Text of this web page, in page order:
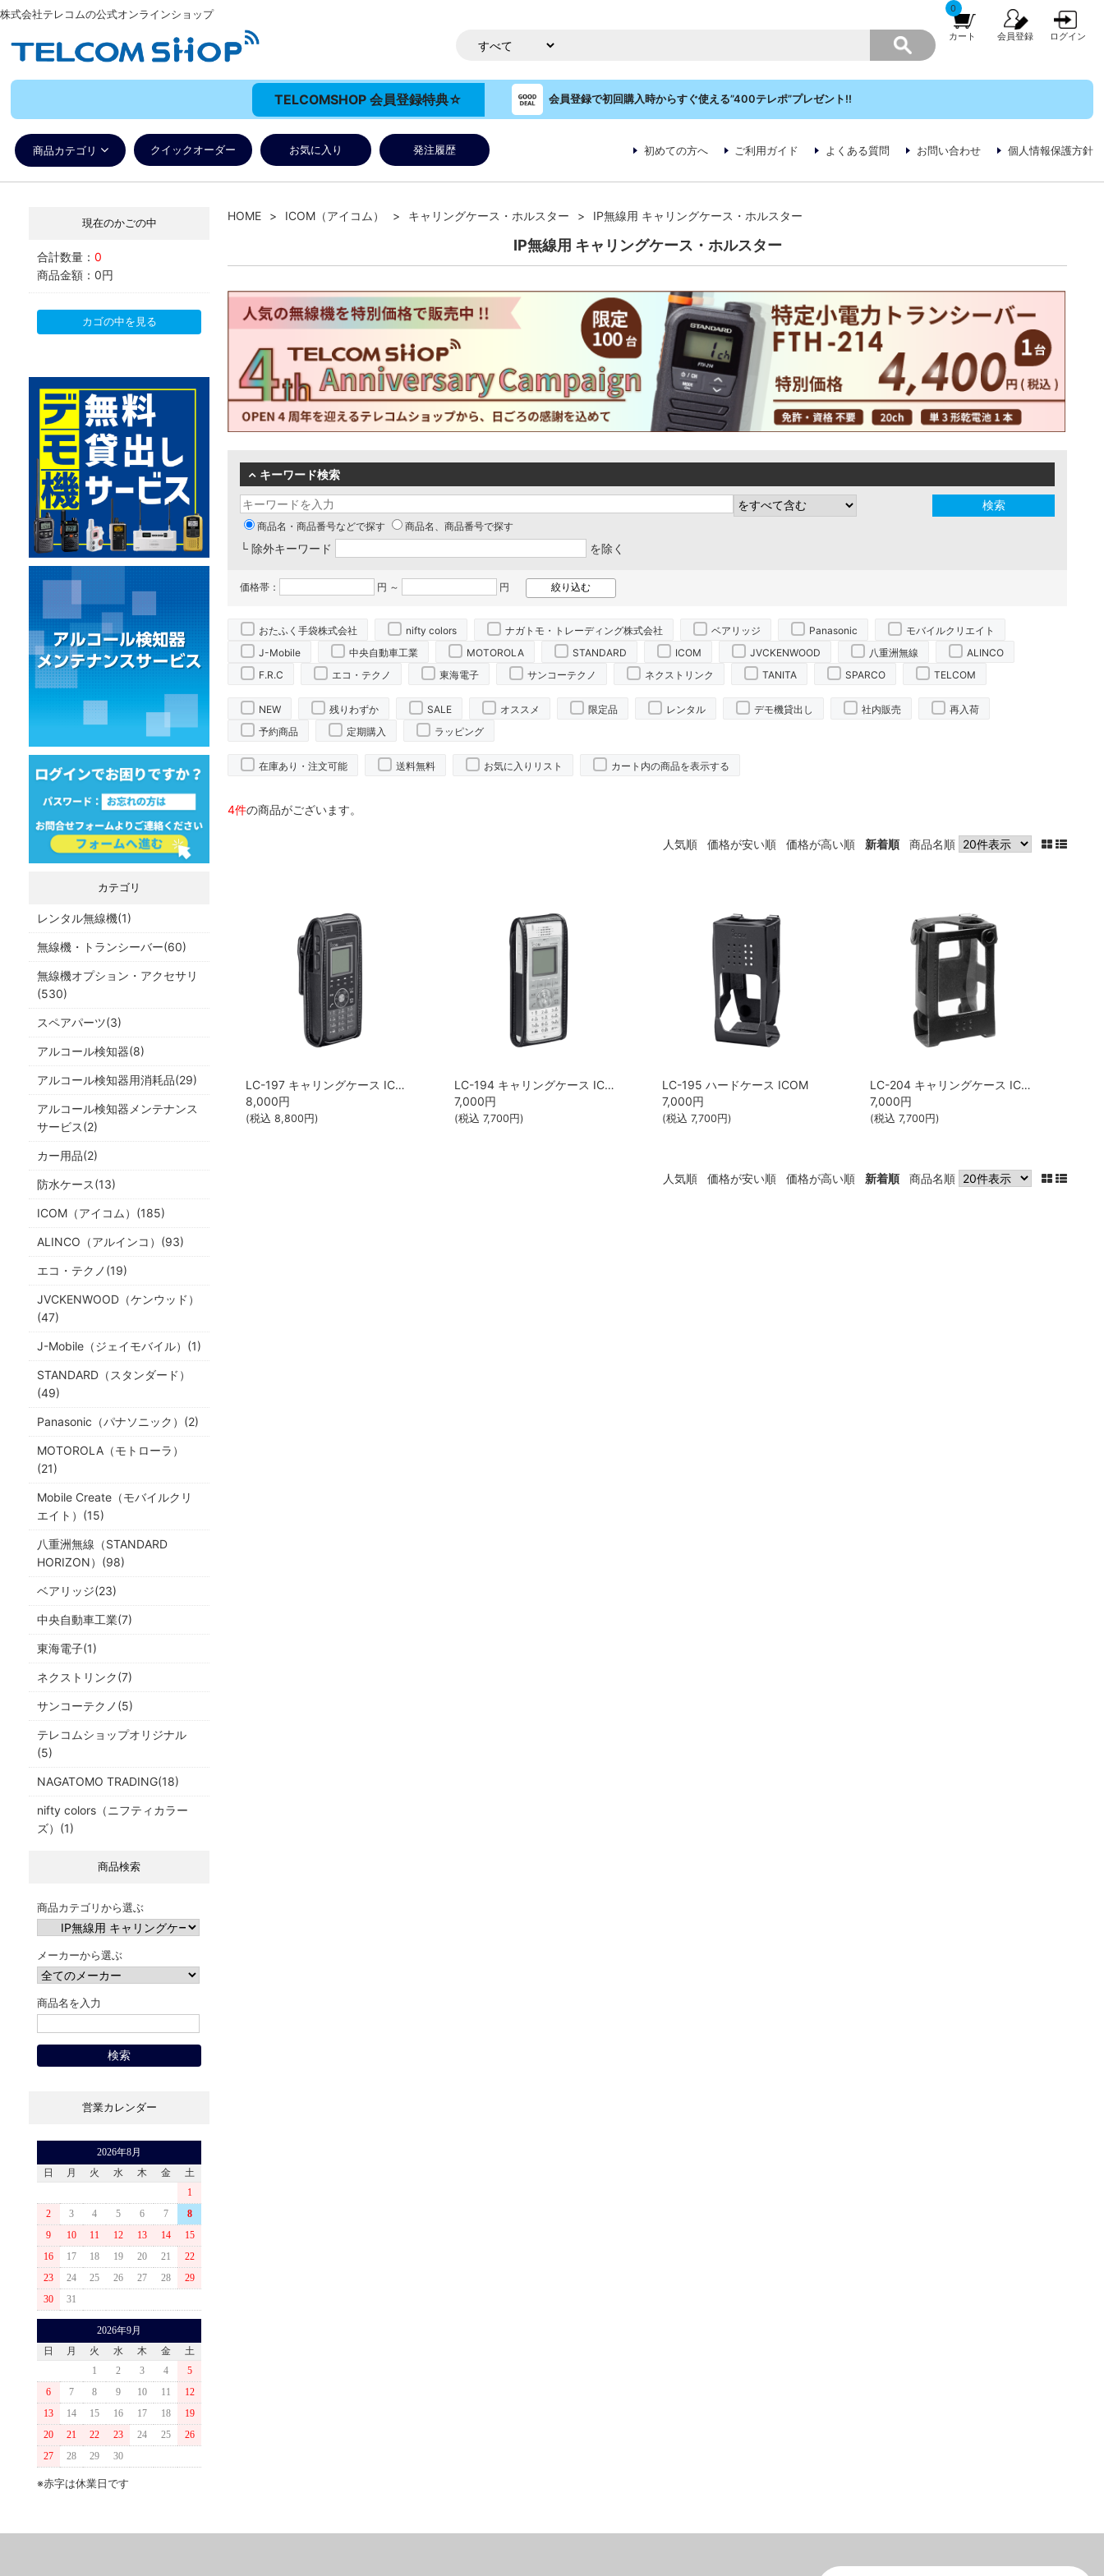
株式会社テレコムの公式オンラインショップ 0
カート 会員登録 ログイン
TELCOMSHOP 会員登録特典☆ 会員登録で初回購入時からすぐ使える”400テレポ”プレゼント!!
商品カテゴリ クイックオーダー お気に入り 発注履歴 初めての方へ ご利用ガイド よくある質問 お問い合わせ 個人情報保護方針
現在のかごの中
合計数量： 0
商品金額： 0円
カゴの中を見る
カテゴリ
レンタル無線機(1)
無線機・トランシーバー(60)
無線機オプション・アクセサリ
(530)
スペアパーツ(3)
アルコール検知器(8)
アルコール検知器用消耗品(29)
アルコール検知器メンテナンス
サービス(2)
カー用品(2)
防水ケース(13)
ICOM（アイコム）(185)
ALINCO（アルインコ）(93)
エコ・テクノ(19)
JVCKENWOOD（ケンウッド）
(47)
J-Mobile（ジェイモバイル）(1)
STANDARD（スタンダード）
(49)
Panasonic（パナソニック）(2)
MOTOROLA（モトローラ）
(21)
Mobile Create（モバイルクリ
エイト）(15)
八重洲無線（STANDARD
HORIZON）(98)
ベアリッジ(23)
中央自動車工業(7)
東海電子(1)
ネクストリンク(7)
サンコーテクノ(5)
テレコムショップオリジナル
(5)
NAGATOMO TRADING(18)
nifty colors（ニフティカラー
ズ）(1)
商品検索
商品カテゴリから選ぶ
メーカーから選ぶ
商品名を入力
営業カレンダー
2026年8月
日
月 火 水 木 金
土
1
2
3 4 5 6 7
8
9
10 11 12 13 14
15
16
17 18 19 20 21
22
23
24 25 26 27 28
29
30
31
2026年9月
日
月 火 水 木 金
土
1
2 3 4
5
6
7 8 9 10 11
12
13
14 15 16 17 18
19
20
21 22 23 24 25
26
27
28 29 30
※赤字は休業日です
HOME ICOM（アイコム） キャリングケース・ホルスター IP無線用 キャリングケース・ホルスター
IP無線用 キャリングケース・ホルスター
キーワード検索
商品名・商品番号などで探す 商品名、商品番号で探す
└ 除外キーワード を除く
価格帯： 円 ～ 円
おたふく手袋株式会社 nifty colors ナガトモ・トレーディング株式会社 ベアリッジ Panasonic
モバイルクリエイト
J-Mobile
中央自動車工業 MOTOROLA STANDARD ICOM JVCKENWOOD 八重洲無線
ALINCO
F.R.C
エコ・テクノ 東海電子 サンコーテクノ ネクストリンク TANITA SPARCO TELCOM
NEW 残りわずか SALE オススメ 限定品 レンタル デモ機貸出し 社内販売
再入荷
予約商品
定期購入 ラッピング
在庫あり・注文可能 送料無料 お気に入りリスト カート内の商品を表示する
4件の商品がございます。
人気順 価格が安い順 価格が高い順 新着順 商品名順
LC-197 キャリングケース ICOM
8,000円
(税込8,800円)
LC-194 キャリングケース ICOM
7,000円
(税込 7,700円)
LC-195 ハードケース ICOM
7,000円
(税込7,700円)
LC-204 キャリングケース ICOM
7,000円
(税込7,700円)
人気順 価格が安い順 価格が高い順 新着順 商品名順